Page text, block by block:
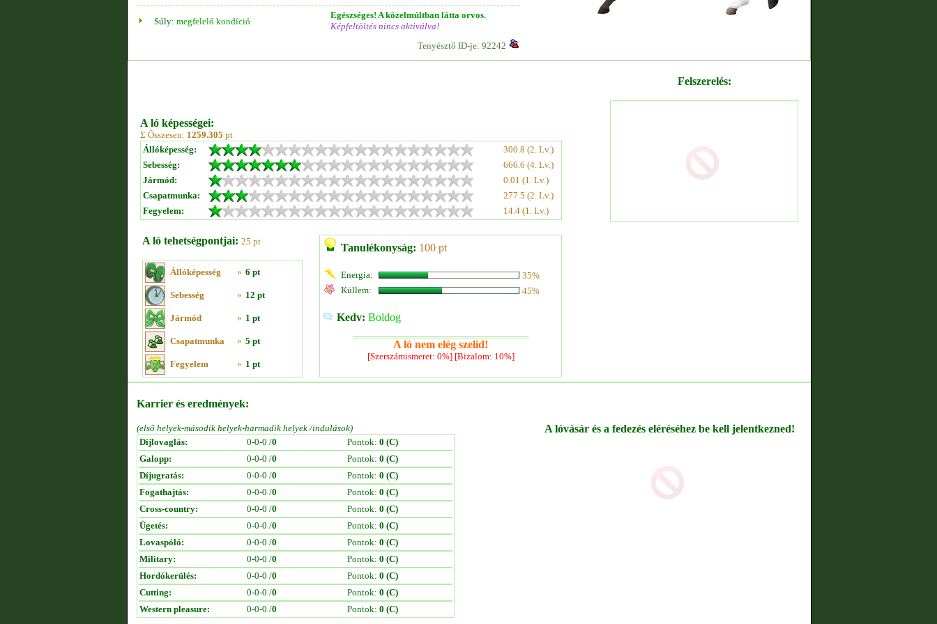
Súly: megfelelő kondíció
Egészséges! A közelmúltban látta orvos.
Képfeltöltés nincs aktiválva!
Tenyésztő ID-je: 92242
A ló képességei:
Σ Összesen: 1259.305 pt
Állóképesség:
300.8 (2. Lv.)
Sebesség:
666.6 (4. Lv.)
Jármód:
0.01 (1. Lv.)
Csapatmunka:
277.5 (2. Lv.)
Fegyelem:
14.4 (1. Lv.)
A ló tehetségpontjai: 25 pt
Állóképesség » 6 pt
Sebesség » 12 pt
Jármód » 1 pt
Csapatmunka » 5 pt
Fegyelem » 1 pt
Tanulékonyság: 100 pt
Energia:
35%
Küllem:
45%
Kedv: Boldog
A ló nem elég szelíd!
[Szerszámismeret: 0%] [Bizalom: 10%]
Felszerelés:
Karrier és eredmények:
(első helyek-második helyek-harmadik helyek /indulások)
Díjlovaglás:
0-0-0 /0 Pontok: 0 (C)
Galopp:
0-0-0 /0 Pontok: 0 (C)
Díjugratás:
0-0-0 /0 Pontok: 0 (C)
Fogathajtás:
0-0-0 /0 Pontok: 0 (C)
Cross-country:
0-0-0 /0 Pontok: 0 (C)
Ügetés:
0-0-0 /0 Pontok: 0 (C)
Lovaspóló:
0-0-0 /0 Pontok: 0 (C)
Military:
0-0-0 /0 Pontok: 0 (C)
Hordókerülés:
0-0-0 /0 Pontok: 0 (C)
Cutting:
0-0-0 /0 Pontok: 0 (C)
Western pleasure:
0-0-0 /0 Pontok: 0 (C)
A lóvásár és a fedezés eléréséhez be kell jelentkezned!